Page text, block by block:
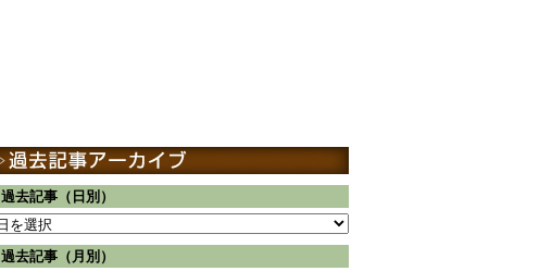
過去記事（日別）
過去記事（月別）